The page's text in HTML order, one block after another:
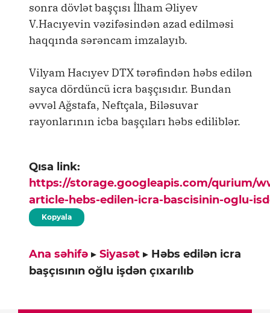
sonra dövlət başçısı İlham Əliyev
V.Hacıyevin vəzifəsindən azad edilməsi
haqqında sərəncam imzalayıb.
Vilyam Hacıyev DTX tərəfindən həbs edilən
sayca dördüncü icra başçısıdır. Bundan
əvvəl Ağstafa, Neftçala, Biləsuvar
rayonlarının icba başçıları həbs ediliblər.
Qısa link:
https://storage.googleapis.com/qurium/
article-hebs-edilen-icra-bascisinin-oglu-
Kopyala
Ana səhifə ▸ Siyasət ▸ Həbs edilən icra
başçısının oğlu işdən çıxarılıb